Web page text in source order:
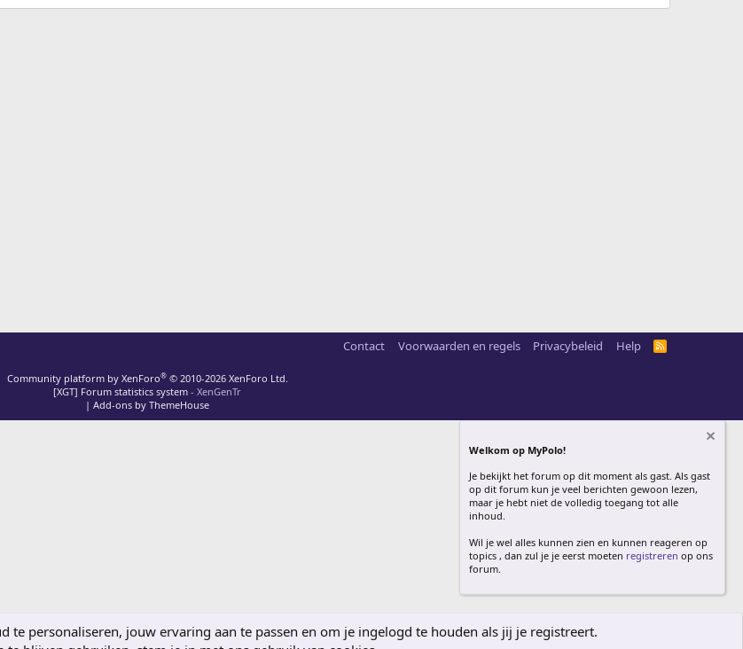
Contact Voorwaarden en regels Privacybeleid Help
R
Community platform by XenForo® © 2010-2026 XenForo Ltd.
[XGT] Forum statistics system - XenGenTr
| Add-ons by ThemeHouse
Welkom op MyPolo!
Je bekijkt het forum op dit moment als gast. Als gast
op dit forum kun je veel berichten gewoon lezen,
maar je hebt niet de volledig toegang tot alle
inhoud.
Wil je wel alles kunnen zien en kunnen reageren op
topics , dan zul je je eerst moeten registreren op ons
forum.
te personaliseren, jouw ervaring aan te passen en om je ingelogd te houden als jij je registreert.